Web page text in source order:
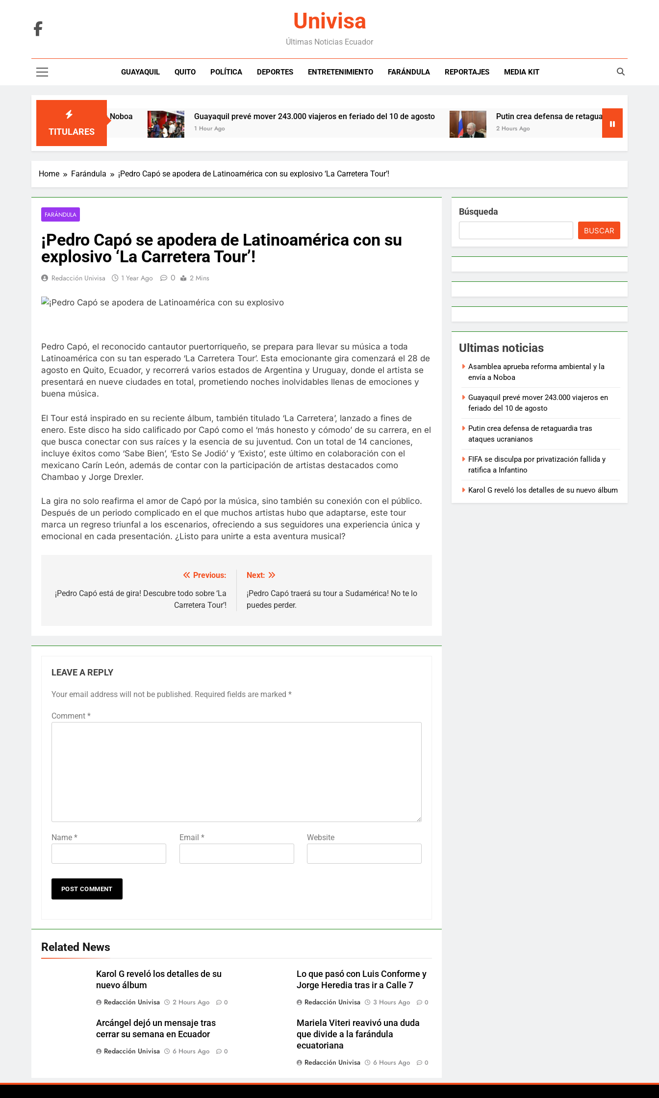
Univisa
Últimas Noticias Ecuador
GUAYAQUIL QUITO POLÍTICA DEPORTES ENTRETENIMIENTO FARÁNDULA REPORTAJES MEDIA KIT
TITULARES
ambiental y la envía a Noboa Guayaquil prevé mover 243.000 viajeros en feriado del 10 de agosto
1 Hour Ago
Putin crea defensa de retaguardia tras ataques
2 Hours Ago
Home Farándula ¡Pedro Capó se apodera de Latinoamérica con su explosivo ‘La Carretera Tour’!
FARÁNDULA
¡Pedro Capó se apodera de Latinoamérica con su
explosivo ‘La Carretera Tour’!
Redacción Univisa 1 Year Ago 0 2 Mins
Pedro Capó, el reconocido cantautor puertorriqueño, se prepara para llevar su música a toda
Latinoamérica con su tan esperado ‘La Carretera Tour’. Esta emocionante gira comenzará el 28 de
agosto en Quito, Ecuador, y recorrerá varios estados de Argentina y Uruguay, donde el artista se
presentará en nueve ciudades en total, prometiendo noches inolvidables llenas de emociones y
buena música.
El Tour está inspirado en su reciente álbum, también titulado ‘La Carretera’, lanzado a fines de
enero. Este disco ha sido calificado por Capó como el ‘más honesto y cómodo’ de su carrera, en el
que busca conectar con sus raíces y la esencia de su juventud. Con un total de 14 canciones,
incluye éxitos como ‘Sabe Bien’, ‘Esto Se Jodió’ y ‘Existo’, este último en colaboración con el
mexicano Carín León, además de contar con la participación de artistas destacados como
Chambao y Jorge Drexler.
La gira no solo reafirma el amor de Capó por la música, sino también su conexión con el público.
Después de un periodo complicado en el que muchos artistas hubo que adaptarse, este tour
marca un regreso triunfal a los escenarios, ofreciendo a sus seguidores una experiencia única y
emocional en cada presentación. ¿Listo para unirte a esta aventura musical?
navigation
Previous:
¡Pedro Capó está de gira! Descubre todo sobre ‘La
Carretera Tour’!
Next:
¡Pedro Capó traerá su tour a Sudamérica! No te lo
puedes perder.
LEAVE A REPLY
Your email address will not be published. Required fields are marked *
Comment *
Name * Email * Website
Related News
Karol G reveló los detalles de su
nuevo álbum
Redacción Univisa
2 Hours Ago 0
Lo que pasó con Luis Conforme y
Jorge Heredia tras ir a Calle 7
Redacción Univisa
3 Hours Ago 0
Arcángel dejó un mensaje tras
cerrar su semana en Ecuador
Redacción Univisa
6 Hours Ago 0
Mariela Viteri reavivó una duda
que divide a la farándula
ecuatoriana
Redacción Univisa
6 Hours Ago 0
Búsqueda
BUSCAR
Ultimas noticias
Asamblea aprueba reforma ambiental y la
envía a Noboa
Guayaquil prevé mover 243.000 viajeros en
feriado del 10 de agosto
Putin crea defensa de retaguardia tras
ataques ucranianos
FIFA se disculpa por privatización fallida y
ratifica a Infantino
Karol G reveló los detalles de su nuevo álbum